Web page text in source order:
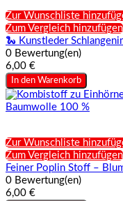
Zur Wunschliste
Zum Vergleich hinzufügen
🐍 Kunstleder
0 Bewertung(en)
6,00 €
In den Warenkorb
Zur Wunschliste
Zum Vergleich hinzufügen
Feiner Poplin Stoff –
0 Bewertung(en)
6,00 €